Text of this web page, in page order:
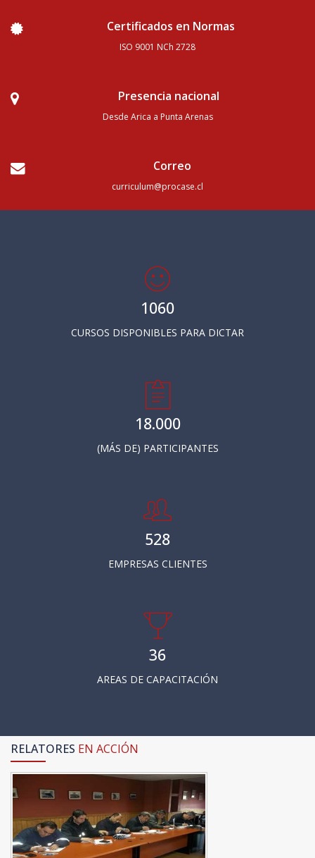
Certificados en Normas
ISO 9001 NCh 2728
Presencia nacional
Desde Arica a Punta Arenas
Correo
curriculum@procase.cl
1060
CURSOS DISPONIBLES PARA DICTAR
18.000
(MÁS DE) PARTICIPANTES
528
EMPRESAS CLIENTES
36
AREAS DE CAPACITACIÓN
RELATORES EN ACCIÓN